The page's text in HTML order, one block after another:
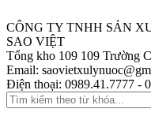
CÔNG TY TNHH SẢN
SAO VIỆT
Tổng kho 109 109 Trường
Email:
Điện thoại: 0989.41.7777 -